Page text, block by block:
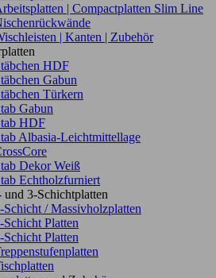
| Compactplatten Slim Line
| Kanten | Zubehör
HDF
Gabun
Türkern
Gabun
HDF
Albasia-Leichtmittellage
Dekor Weiß
Echtholzfurniert
und 3-Schichtplatten
Schicht / Massivholzplatten
Schicht Platten
Schicht Platten